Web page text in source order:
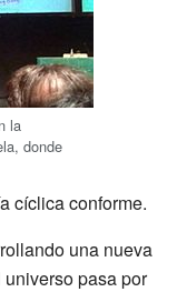
la
donde
cíclica conforme.
una nueva
pasa por